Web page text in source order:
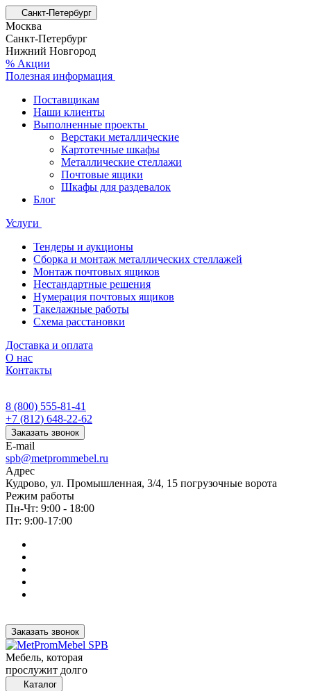
Санкт-Петербург
Москва
Санкт-Петербург
Нижний Новгород
% Акции
Полезная информация
Поставщикам
Наши клиенты
Выполненные проекты
Верстаки металлические
Картотечные шкафы
Металлические стеллажи
Почтовые ящики
Шкафы для раздевалок
Блог
Услуги
Тендеры и аукционы
Сборка и монтаж металлических стеллажей
Монтаж почтовых ящиков
Нестандартные решения
Нумерация почтовых ящиков
Такелажные работы
Схема расстановки
Доставка и оплата
О нас
Контакты
8 (800) 555-81-41
+7 (812) 648-22-62
Заказать звонок
E-mail
spb@metprommebel.ru
Адрес
Кудрово, ул. Промышленная, 3/4, 15 погрузочные ворота
Режим работы
Пн-Чт: 9:00 - 18:00
Пт: 9:00-17:00
Заказать звонок
Мебель, которая
прослужит долго
Каталог